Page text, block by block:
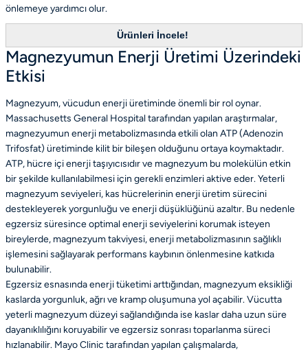
önlemeye yardımcı olur.
Ürünleri İncele!
Magnezyumun Enerji Üretimi Üzerindeki
Etkisi
Magnezyum, vücudun enerji üretiminde önemli bir rol oynar.
Massachusetts General Hospital tarafından yapılan araştırmalar,
magnezyumun enerji metabolizmasında etkili olan ATP (Adenozin
Trifosfat) üretiminde kilit bir bileşen olduğunu ortaya koymaktadır.
ATP, hücre içi enerji taşıyıcısıdır ve magnezyum bu molekülün etkin
bir şekilde kullanılabilmesi için gerekli enzimleri aktive eder. Yeterli
magnezyum seviyeleri, kas hücrelerinin enerji üretim sürecini
destekleyerek yorgunluğu ve enerji düşüklüğünü azaltır. Bu nedenle
egzersiz süresince optimal enerji seviyelerini korumak isteyen
bireylerde, magnezyum takviyesi, enerji metabolizmasının sağlıklı
işlemesini sağlayarak performans kaybının önlenmesine katkıda
bulunabilir.
Egzersiz esnasında enerji tüketimi arttığından, magnezyum eksikliği
kaslarda yorgunluk, ağrı ve kramp oluşumuna yol açabilir. Vücutta
yeterli magnezyum düzeyi sağlandığında ise kaslar daha uzun süre
dayanıklılığını koruyabilir ve egzersiz sonrası toparlanma süreci
hızlanabilir. Mayo Clinic tarafından yapılan çalışmalarda,